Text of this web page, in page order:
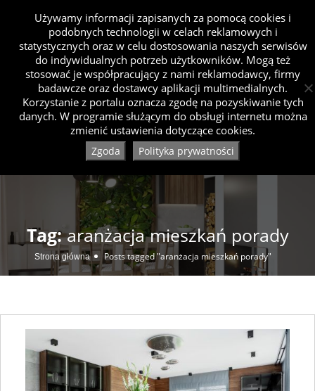
Tag:aranżacja mieszkań porady
Strona główna Posts tagged "aranżacja mieszkań porady"
Używamy informacji zapisanych za pomocą cookies i
podobnych technologii w celach reklamowych i
statystycznych oraz w celu dostosowania naszych serwisów
do indywidualnych potrzeb użytkowników. Mogą też
stosować je współpracujący z nami reklamodawcy, firmy
badawcze oraz dostawcy aplikacji multimedialnych.
Korzystanie z portalu oznacza zgodę na pozyskiwanie tych
danych. W programie służącym do obsługi internetu można
zmienić ustawienia dotyczące cookies.
Zgoda Polityka prywatności